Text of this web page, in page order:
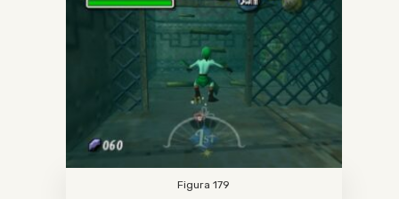
Figura 179